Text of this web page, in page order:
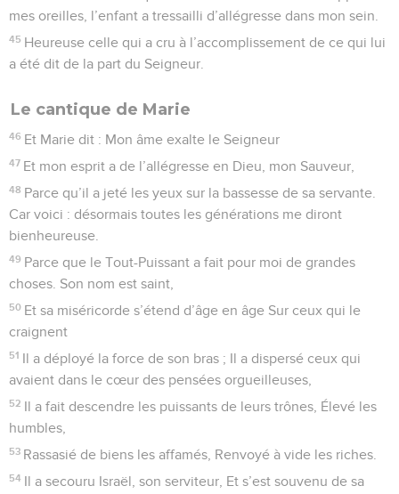
mes oreilles, l’enfant a tressailli d’allégresse dans mon sein.
45 Heureuse celle qui a cru à l’accomplissement de ce qui lui
a été dit de la part du Seigneur.
Le cantique de Marie
46 Et Marie dit : Mon âme exalte le Seigneur
47 Et mon esprit a de l’allégresse en Dieu, mon Sauveur,
48 Parce qu’il a jeté les yeux sur la bassesse de sa servante.
Car voici : désormais toutes les générations me diront
bienheureuse.
49 Parce que le Tout-Puissant a fait pour moi de grandes
choses. Son nom est saint,
50 Et sa miséricorde s’étend d’âge en âge Sur ceux qui le
craignent
51 Il a déployé la force de son bras ; Il a dispersé ceux qui
avaient dans le cœur des pensées orgueilleuses,
52 Il a fait descendre les puissants de leurs trônes, Élevé les
humbles,
53 Rassasié de biens les affamés, Renvoyé à vide les riches.
54 Il a secouru Israël, son serviteur, Et s’est souvenu de sa